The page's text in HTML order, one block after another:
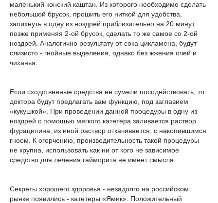
маленький конский каштан. Из которого необходимо сделать
небольшой брусок, прошить его ниткой для удобства,
запихнуть в одну из ноздрей приблизительно на 20 минут,
позже применяя 2-ой брусок, сделать то же самое со 2-ой
ноздрей. Аналогично результату от сока цикламена, будут
слизисто - гнойные выделения, однако без жжения очей и
чиханья.
Если сходственные средства не сумели посодействовать, то
доктора будут предлагать вам функцию, под заглавием
«кукушкой». При проведении данной процедуры в одну из
ноздрей с помощью мягкого катетера заливается раствор
фурацилина, из иной раствор откачивается, с накопившимся
гноем. К огорчению, производительность такой процедуры
не крупна, использовать как ни от кого не зависимое
средство для лечения гайморита не имеет смысла.
Секреты хорошего здоровья - незадолго на российском
рынке появились - катетеры «Ямик». Положительный